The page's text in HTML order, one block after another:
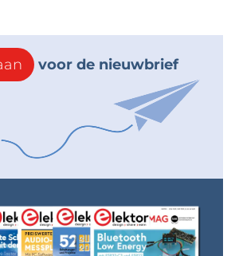
voor de nieuwbrief